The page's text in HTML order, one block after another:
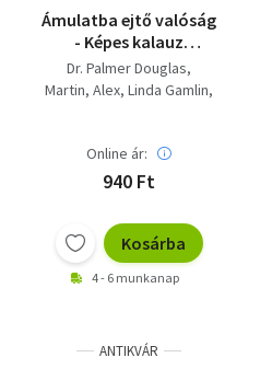
Társadalomtudomány
Természettudomány
Ámulatba ejtő valóság
- Képes kalauz
gyermekeknek
Dr. Palmer Douglas
Martin, Alex Linda Gamlin
Online ár:
940 Ft
Kosárba
4 - 6 munkanap
ANTIKVÁR